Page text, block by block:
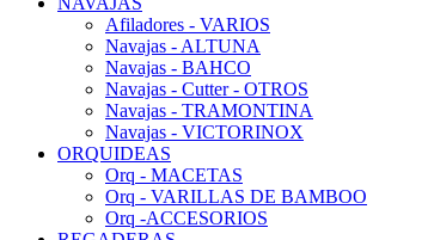
Afiladores - VARIOS
Navajas - ALTUNA
Navajas - BAHCO
Navajas - Cutter - OTROS
Navajas - TRAMONTINA
Navajas - VICTORINOX
ORQUIDEAS
Orq - MACETAS
Orq - VARILLAS DE BAMBOO
Orq -ACCESORIOS